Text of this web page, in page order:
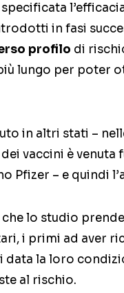
in fasi
profilo di
lungo per poter
in altri stati –
dei vaccini è
Pfizer – e quindi
che lo studio
i primi ad aver
la loro
al rischio.